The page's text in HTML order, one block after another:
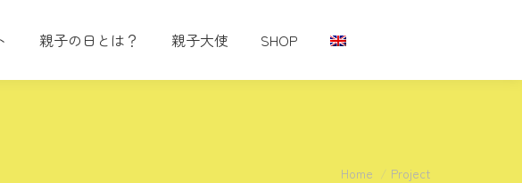
親子の日とは？ 親子大使 SHOP
You are here:
Home Project